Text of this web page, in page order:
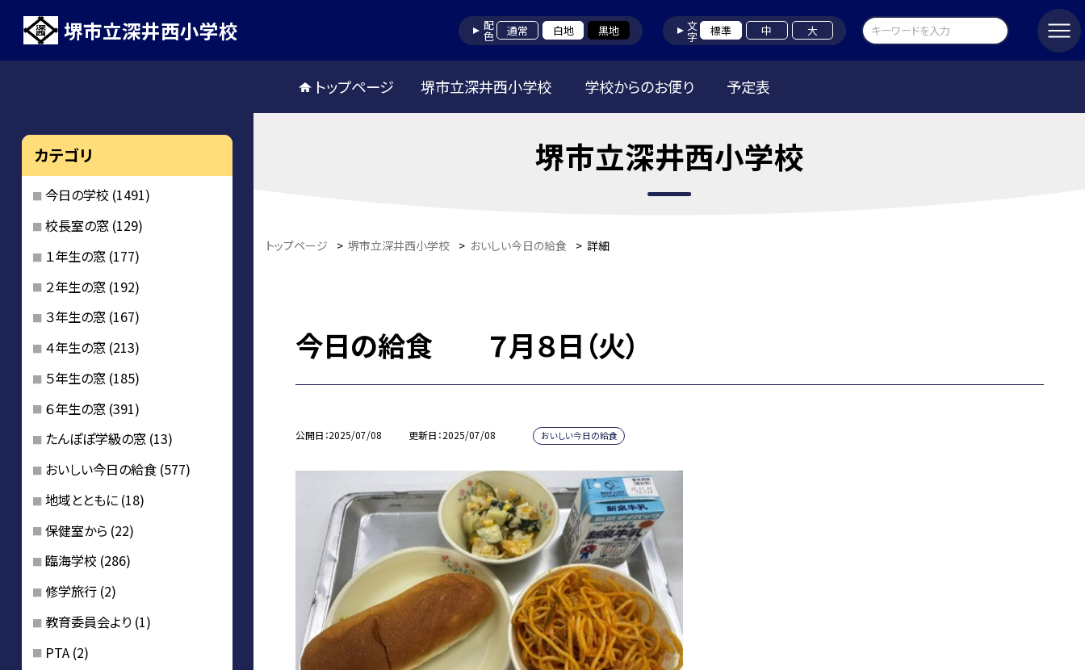
堺市立深井西小学校 配色 通常 白地 黒地 文字 標準 中 大
トップページ 堺市立深井西小学校 学校からのお便り 予定表
堺市立深井西小学校
トップページ > 堺市立深井西小学校 > おいしい今日の給食 > 詳細
今日の給食 ７月８日（火）
公開日 2025/07/08 更新日 2025/07/08 おいしい今日の給食
カテゴリ
今日の学校 (1491)
校長室の窓 (129)
１年生の窓 (177)
２年生の窓 (192)
３年生の窓 (167)
４年生の窓 (213)
５年生の窓 (185)
６年生の窓 (391)
たんぽぽ学級の窓 (13)
おいしい今日の給食 (577)
地域とともに (18)
保健室から (22)
臨海学校 (286)
修学旅行 (2)
教育委員会より (1)
PTA (2)